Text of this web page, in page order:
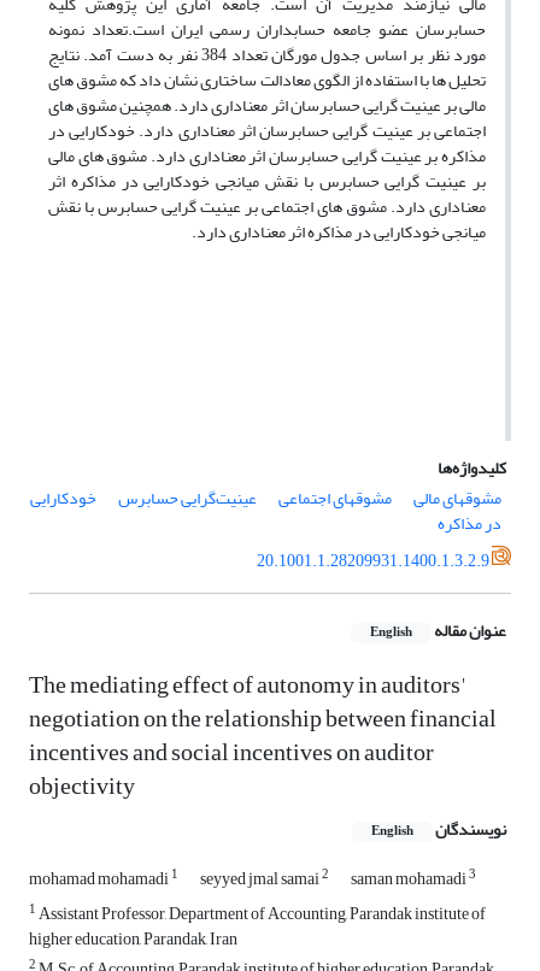
حسابرسان عضو جامعه حسابداران رسمی ایران است.تعداد نمونه
مورد نظر بر اساس جدول مورگان تعداد 384 نفر به دست آمد. نتایج
تحلیل ها با استفاده از الگوی معادالت ساختاری نشان داد که مشوق های
مالی بر عینیت گرایی حسابرسان اثر معناداری دارد. همچنین مشوق های
اجتماعی بر عینیت گرایی حسابرسان اثر معناداری دارد. خودکارایی در
مذاکره بر عینیت گرایی حسابرسان اثر معناداری دارد. مشوق های مالی
بر عینیت گرایی حسابرس با نقش میانجی خودکارایی در مذاکره اثر
معناداری دارد. مشوق های اجتماعی بر عینیت گرایی حسابرس با نقش
میانجی خودکارایی در مذاکره اثر معناداری دارد.
کلیدواژه‌ها
مشوقهای مالی
مشوقهای اجتماعی عینیت‌گرایی حسابرس خودکارایی
در مذاکره
20.1001.1.28209931.1400.1.3.2.9
عنوان مقاله English
The mediating effect of autonomy in auditors'
negotiation on the relationship between financial
incentives and social incentives on auditor
objectivity
نویسندگان English
mohamad mohamadi1 seyyed jmal samai2 saman mohamadi3
1Assistant Professor, Department of Accounting, Parandak institute of
higher education, Parandak, Iran
2